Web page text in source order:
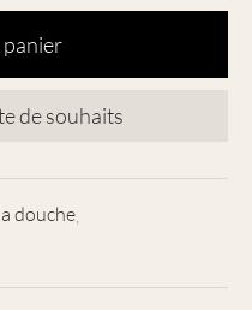
de souhaits
douche